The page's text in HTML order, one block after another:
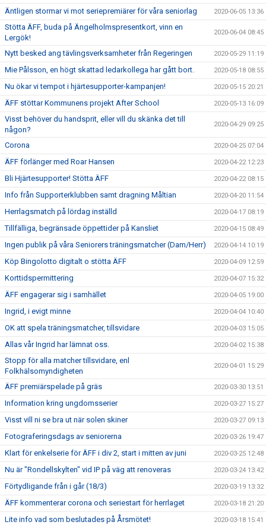
Äntligen stormar vi mot seriepremiärer för våra seniorlag 2020-06-05 13:36
Stötta ÄFF, buda på Ängelholmspresentkort, vinn en
Lergök!
2020-06-04 08:45
Nytt besked ang tävlingsverksamheter från Regeringen 2020-05-29 11:19
Mie Pålsson, en högt skattad ledarkollega har gått bort. 2020-05-18 08:55
Nu ökar vi tempot i hjärtesupporter-kampanjen! 2020-05-15 20:21
ÄFF stöttar Kommunens projekt After School 2020-05-13 16:09
Visst behöver du handsprit, eller vill du skänka det till
någon?
2020-04-29 09:25
Corona 2020-04-25 07:04
ÄFF förlänger med Roar Hansen 2020-04-22 12:23
Bli Hjärtesupporter! Stötta ÄFF 2020-04-22 08:15
Info från Supporterklubben samt dragning Måltian 2020-04-20 11:54
Herrlagsmatch på lördag inställd 2020-04-17 08:19
Tillfälliga, begränsade öppettider på Kansliet 2020-04-15 08:49
Ingen publik på våra Seniorers träningsmatcher (Dam/Herr) 2020-04-14 10:19
Köp Bingolotto digitalt o stötta ÄFF 2020-04-09 12:59
Korttidspermittering 2020-04-07 15:32
ÄFF engagerar sig i samhället 2020-04-05 19:00
Ingrid, i evigt minne 2020-04-04 10:40
OK att spela träningsmatcher, tillsvidare 2020-04-03 15:05
Allas vår Ingrid har lämnat oss. 2020-04-02 15:38
Stopp för alla matcher tillsvidare, enl
Folkhälsomyndigheten
2020-04-01 15:29
ÄFF premiärspelade på gräs 2020-03-30 13:51
Information kring ungdomsserier 2020-03-27 15:27
Visst vill ni se bra ut när solen skiner 2020-03-27 09:13
Fotograferingsdags av seniorerna 2020-03-26 19:47
Klart för enkelserie för ÄFF i div 2, start i mitten av juni 2020-03-25 12:48
Nu är "Rondellskylten" vid IP på väg att renoveras 2020-03-24 13:42
Förtydligande från i går (18/3) 2020-03-19 13:32
ÄFF kommenterar corona och seriestart för herrlaget 2020-03-18 21:20
Lite info vad som beslutades på Årsmötet! 2020-03-18 15:41